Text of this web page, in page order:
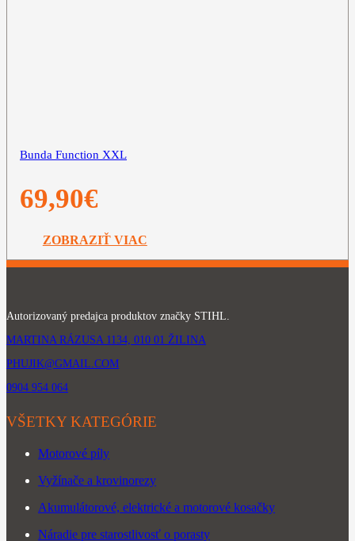
Bunda Function XXL
69,90€
ZOBRAZIŤ VIAC
Autorizovaný predajca produktov značky STIHL.
MARTINA RÁZUSA 1134, 010 01 ŽILINA
PHUJIK@GMAIL.COM
0904 954 064
VŠETKY KATEGÓRIE
Motorové píly
Vyžínače a krovinorezy
Akumulátorové, elektrické a motorové kosačky
Náradie pre starostlivosť o porasty